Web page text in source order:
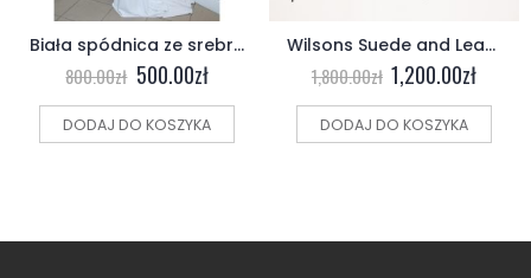
Biała spódnica ze srebrnym pasem
800.00zł 500.00zł
DODAJ DO KOSZYKA
Wilsons Suede and Leader kurtka
1,800.00zł 1,200.00zł
DODAJ DO KOSZYKA